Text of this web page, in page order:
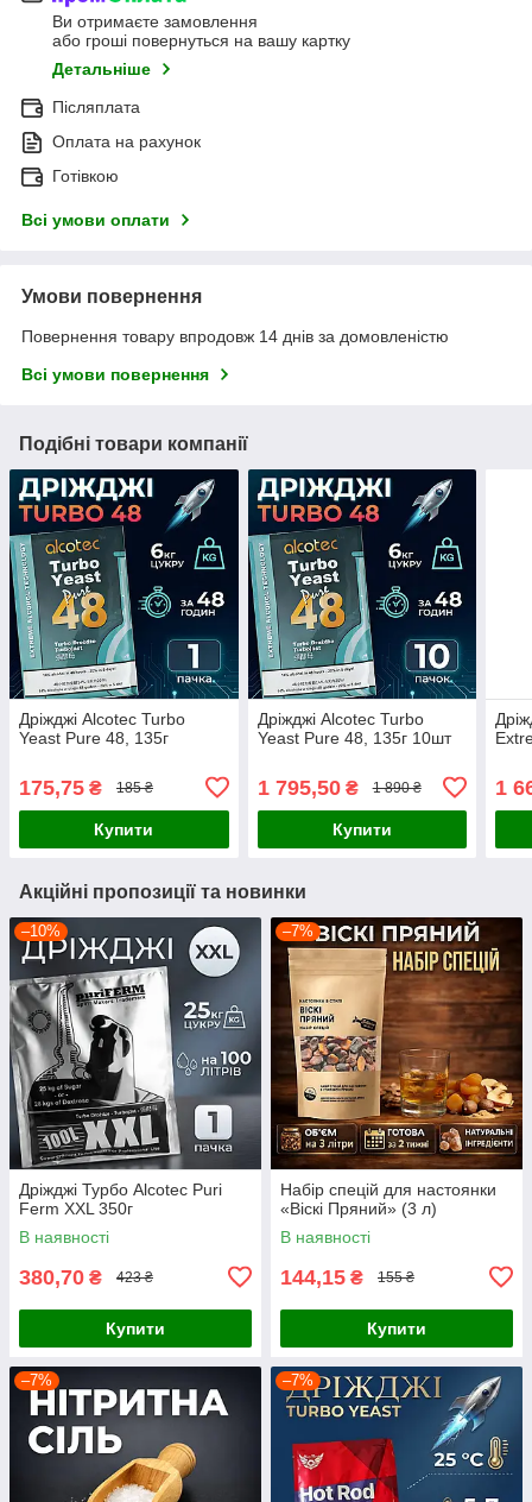
Ви отримаєте замовлення
або гроші повернуться на вашу картку
Детальніше
Післяплата
Оплата на рахунок
Готівкою
Всі умови оплати
Умови повернення
Повернення товару впродовж 14 днів за домовленістю
Всі умови повернення
Подібні товари компанії
Дріжджі Alcotec Turbo
Yeast Pure 48, 135г
175,75 ₴ 185 ₴
Купити
Дріжджі Alcotec Turbo
Yeast Pure 48, 135г 10шт
1 795,50₴ 1 890 ₴
Купити
1
Акційні пропозиції та новинки
–10%
Дріжджі Турбо Alcotec Puri
Ferm XXL 350г
В наявності
380,70 ₴ 423 ₴
Купити
–7%
Набір спецій для настоянки
«Віскі Пряний» (3 л)
В наявності
144,15 ₴ 155 ₴
Купити
–7% –7%